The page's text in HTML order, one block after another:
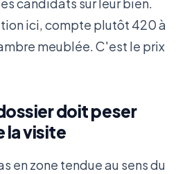
ici, compte plutôt 420 à
meublée. C'est le prix
doit peser
la visite
en zone tendue au sens du